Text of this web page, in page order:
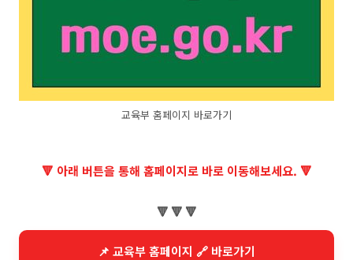
교육부 홈페이지 바로가기
🔻 아래 버튼을 통해 홈페이지로 바로 이동해보세요. 🔻
🔻 🔻 🔻
📌 교육부 홈페이지 🔗 바로가기